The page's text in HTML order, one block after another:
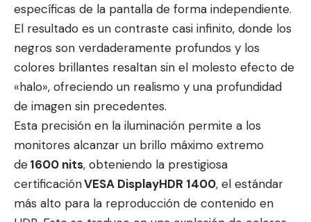
específicas de la pantalla de forma independiente.
El resultado es un contraste casi infinito, donde los
negros son verdaderamente profundos y los
colores brillantes resaltan sin el molesto efecto de
«halo», ofreciendo un realismo y una profundidad
de imagen sin precedentes.
Esta precisión en la iluminación permite a los
monitores alcanzar un brillo máximo extremo
de1600 nits, obteniendo la prestigiosa
certificaciónVESA DisplayHDR 1400, el estándar
más alto para la reproducción de contenido en